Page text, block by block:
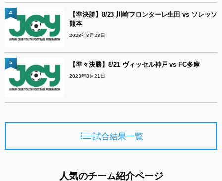
【準決勝】8/23 川崎フロンターレ生田 vs ソレッソ
熊本
2023年8月23日
4
【準々決勝】8/21 ヴィッセル神戸 vs FC多摩
2023年8月21日
5
試合結果一覧
人気のチーム紹介ページ